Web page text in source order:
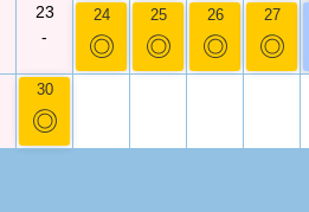
23
-
24
◎
25
◎
26
◎
27
◎
30
◎